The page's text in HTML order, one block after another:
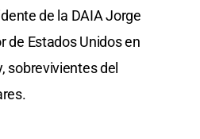
de la DAIA Jorge
de Estados Unidos en
sobrevivientes del